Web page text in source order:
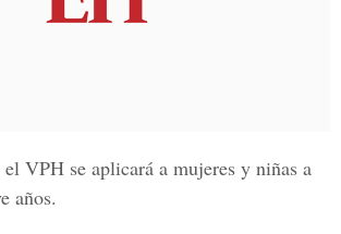
VPH se aplicará a mujeres y niñas a
años.